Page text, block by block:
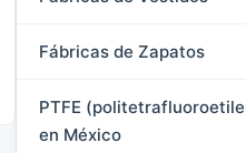
Fábricas de Zapatos
PTFE
en México